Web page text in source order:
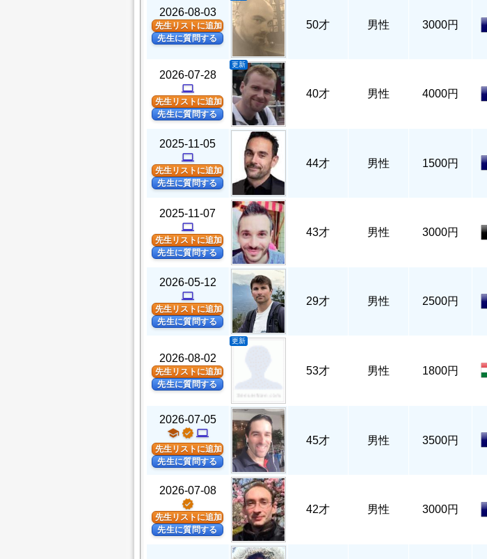
2026-08-03
先生リストに追加
先生に質問する
50才 男性 3000円
2026-07-28
computer
先生リストに追加
先生に質問する
更新
40才 男性 4000円
2025-11-05
computer
先生リストに追加
先生に質問する
44才 男性 1500円
2025-11-07
computer
先生リストに追加
先生に質問する
43才 男性 3000円
2026-05-12
computer
先生リストに追加
先生に質問する
29才 男性 2500円
2026-08-02
先生リストに追加
先生に質問する
更新
53才 男性 1800円
2026-07-05
school verified computer
先生リストに追加
先生に質問する
45才 男性 3500円
2026-07-08
verified
先生リストに追加
先生に質問する
42才 男性 3000円